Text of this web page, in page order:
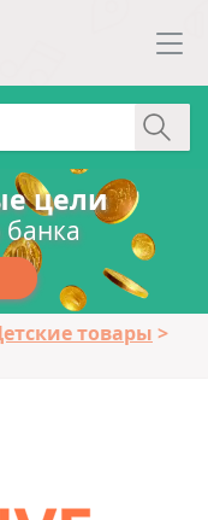
цели
банка
товары